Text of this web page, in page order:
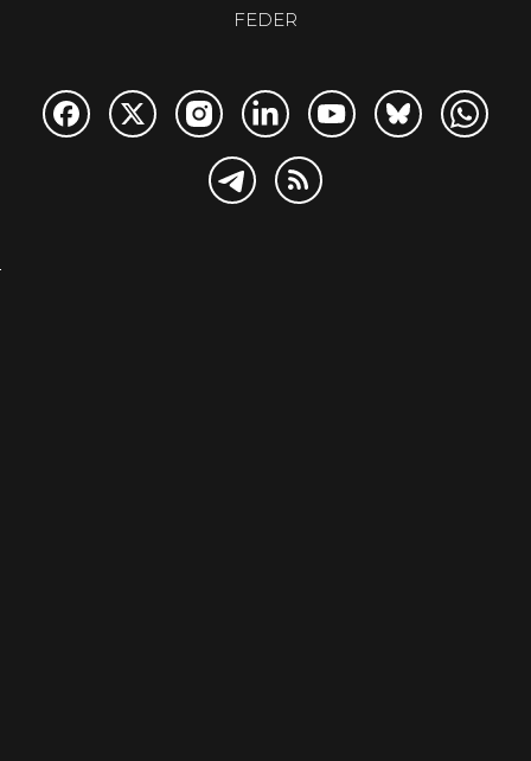
FEDER